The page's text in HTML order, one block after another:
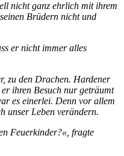
nicht ganz ehrlich mit ihrem
Brüdern nicht und
er nicht immer alles
zu den Drachen. Hardener
ihren Besuch nur geträumt
es einerlei. Denn vor allem
unser Leben verändern.
Feuerkinder?«, fragte